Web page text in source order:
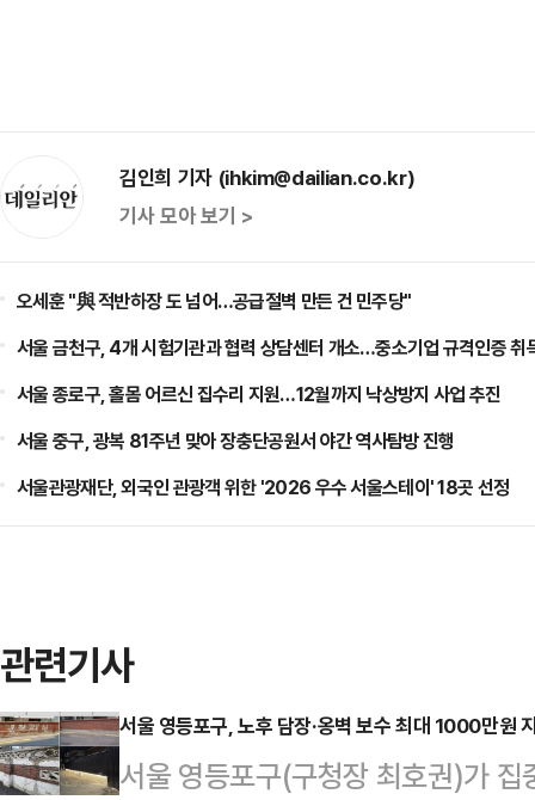
김인희 기자 (ihkim@dailian.co.kr)
기사 모아 보기 >
오세훈 "與 적반하장 도 넘어…공급절벽 만든 건 민주당"
서울 금천구, 4개 시험기관과 협력 상담센터 개소…중소기업 규격인증 취
서울 종로구, 홀몸 어르신 집수리 지원…12월까지 낙상방지 사업 추진
서울 중구, 광복 81주년 맞아 장충단공원서 야간 역사탐방 진행
서울관광재단, 외국인 관광객 위한 '2026 우수 서울스테이' 18곳 선정
관련기사
서울 영등포구, 노후 담장·옹벽 보수 최대 1000만원
서울 영등포구(구청장 최호권)가